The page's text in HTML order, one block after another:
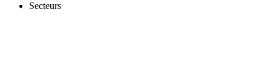
Secteurs